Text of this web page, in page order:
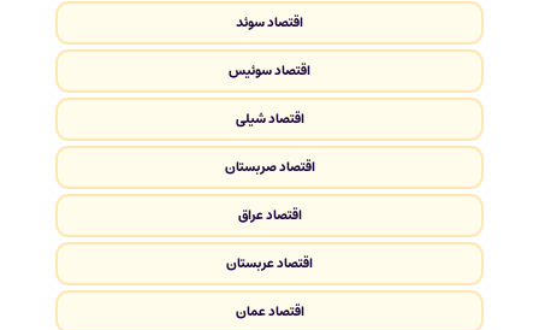
اقتصاد سوئد
اقتصاد سوئیس
اقتصاد شیلی
اقتصاد صربستان
اقتصاد عراق
اقتصاد عربستان
اقتصاد عمان